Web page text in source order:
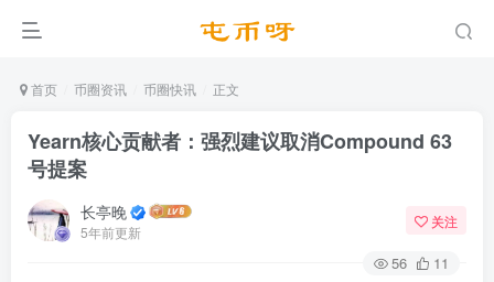
首页 币圈资讯 币圈快讯 正文
Yearn核心贡献者：强烈建议取消Compound 63
号提案
长亭晚
5年前更新
关注
56 11